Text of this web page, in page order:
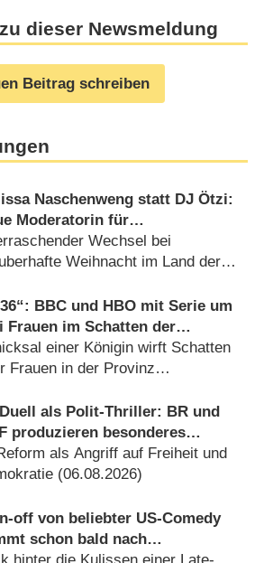
dieser Newsmeldung
Beitrag schreiben
Naschenweng statt DJ Ötzi:
Moderatorin für
von ORF und BR
Wechsel bei
Weihnacht im Land der
BBC und HBO mit Serie um
Frauen im Schatten der
von Anne Boleyn
einer Königin wirft Schatten
Frauen in der Provinz
als Polit-Thriller: BR und
produzieren besonderes
Kammerspiel
als Angriff auf Freiheit und
(06.08.2026)
off von beliebter US-Comedy
schon bald nach